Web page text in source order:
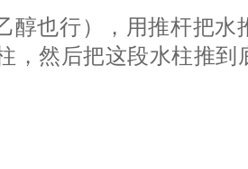
也行），用推杆把水
，然后把这段水柱推到